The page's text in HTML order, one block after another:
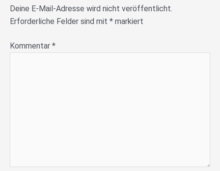
Deine E-Mail-Adresse wird nicht veröffentlicht.
Erforderliche Felder sind mit * markiert
Kommentar *